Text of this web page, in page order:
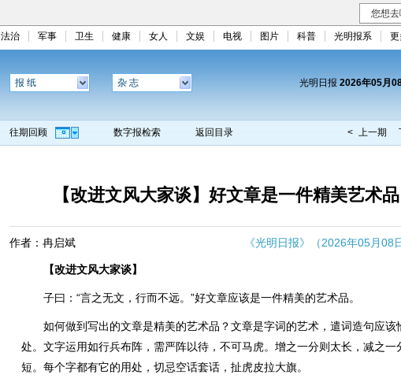
您想去
法治 军事 卫生 健康 女人 文娱 电视 图片 科普 光明报系
报 纸 杂 志 光明日报 2026年05月
往期回顾 数字报检索 返回目录 < 上一期
【改进文风大家谈】好文章是一件精美艺术品
作者：冉启斌 《光明日报》（2026年05月08
【改进文风大家谈】
子曰：“言之无文，行而不远。”好文章应该是一件精美的艺术品。
如何做到写出的文章是精美的艺术品？文章是字词的艺术，遣词造句应该
处。文字运用如行兵布阵，需严阵以待，不可马虎。增之一分则太长，减之一
短。每个字都有它的用处，切忌空话套话，扯虎皮拉大旗。